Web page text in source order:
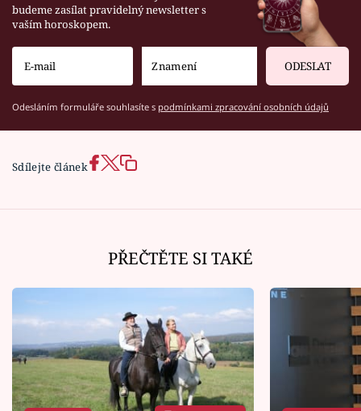
budeme zasílat pravidelný newsletter s
vaším horoskopem.
ODESLAT
Odesláním formuláře souhlasíte s podmínkami zpracování osobních údajů
Sdílejte článek
PŘEČTĚTE SI TAKÉ